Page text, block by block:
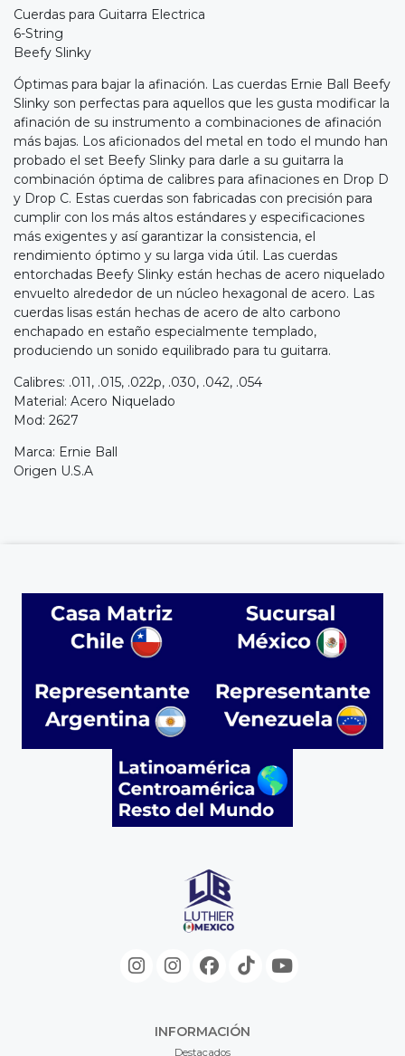
Cuerdas para Guitarra Electrica
6-String
Beefy Slinky
Óptimas para bajar la afinación. Las cuerdas Ernie Ball Beefy
Slinky son perfectas para aquellos que les gusta modificar la
afinación de su instrumento a combinaciones de afinación
más bajas. Los aficionados del metal en todo el mundo han
probado el set Beefy Slinky para darle a su guitarra la
combinación óptima de calibres para afinaciones en Drop D
y Drop C. Estas cuerdas son fabricadas con precisión para
cumplir con los más altos estándares y especificaciones
más exigentes y así garantizar la consistencia, el
rendimiento óptimo y su larga vida útil. Las cuerdas
entorchadas Beefy Slinky están hechas de acero niquelado
envuelto alrededor de un núcleo hexagonal de acero. Las
cuerdas lisas están hechas de acero de alto carbono
enchapado en estaño especialmente templado,
produciendo un sonido equilibrado para tu guitarra.
Calibres: .011, .015, .022p, .030, .042, .054
Material: Acero Niquelado
Mod: 2627
Marca: Ernie Ball
Origen U.S.A
INFORMACIÓN
Destacados